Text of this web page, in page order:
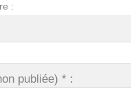
:
publiée) * :